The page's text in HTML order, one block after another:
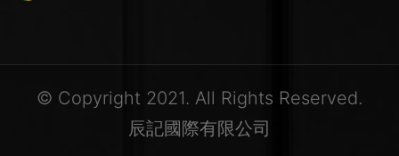
© Copyright 2021. All Rights Reserved.
辰記國際有限公司